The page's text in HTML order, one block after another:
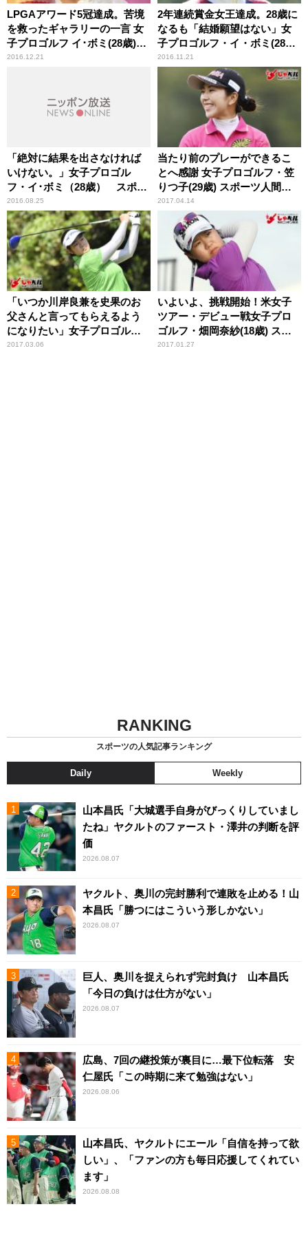
LPGAアワード5冠達成。苦境
を救ったギャラリーの一言 女
子プロゴルフ イ･ボミ(28歳)ス
ポーツ人間模様
2016.12.21
2年連続賞金女王達成。28歳に
なるも「結婚願望はない」女
子プロゴルフ・イ・ボミ(28歳)
スポーツ人間模様
2016.11.21
「絶対に結果を出さなければ
いけない。」女子プロゴル
フ・イ･ボミ（28歳） スポー
ツ人間模様
2016.08.25
当たり前のプレーができるこ
とへ感謝 女子プロゴルフ・笠
りつ子(29歳) スポーツ人間模
様
2017.04.14
「いつか川岸良兼を史果のお
父さんと言ってもらえるよう
になりたい」女子プロゴル
フ・川岸史果(22歳) スポーツ
2017.03.06
いよいよ、挑戦開始！米女子
ツアー・デビュー戦女子プロ
ゴルフ・畑岡奈紗(18歳) スポ
ーツ人間模様
2017.01.27
RANKING
スポーツの人気記事ランキング
Daily Weekly
山本昌氏「大城選手自身がびっくりしていまし
たね」ヤクルトのファースト・澤井の判断を評
価
2026.08.07
ヤクルト、奥川の完封勝利で連敗を止める！山
本昌氏「勝つにはこういう形しかない」
2026.08.07
巨人、奥川を捉えられず完封負け 山本昌氏
「今日の負けは仕方がない」
2026.08.07
広島、7回の継投策が裏目に…最下位転落 安
仁屋氏「この時期に来て勉強はない」
2026.08.06
山本昌氏、ヤクルトにエール「自信を持って欲
しい」、「ファンの方も毎日応援してくれてい
ます」
2026.08.08